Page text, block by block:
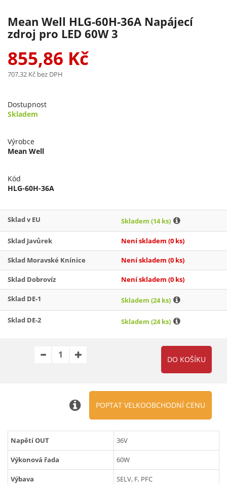
Mean Well HLG-60H-36A Napájecí
zdroj pro LED 60W 3
855,86 Kč
707,32 Kč bez DPH
Dostupnost
Skladem
Výrobce
Mean Well
Kód
HLG-60H-36A
Sklad v EU Skladem (14 ks)
Sklad Javůrek Není skladem (0 ks)
Sklad Moravské Knínice Není skladem (0 ks)
Sklad Dobrovíz Není skladem (0 ks)
Sklad DE-1 Skladem (24 ks)
Sklad DE-2 Skladem (24 ks)
POPTAT VELKOOBCHODNÍ CENU
Napětí OUT 36V
Výkonová řada 60W
Výbava SELV, F, PFC